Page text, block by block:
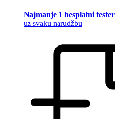
Najmanje 1 besplatni tester
uz svaku narudžbu